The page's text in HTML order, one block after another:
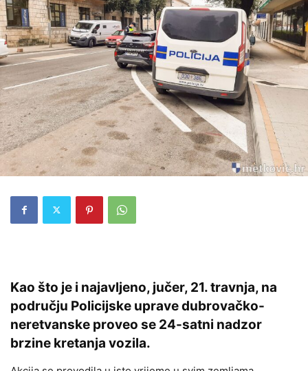
Kao što je i najavljeno, jučer, 21. travnja, na
području Policijske uprave dubrovačko-
neretvanske proveo se 24-satni nadzor
brzine kretanja vozila.